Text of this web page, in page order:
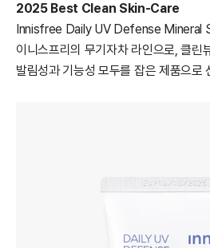
2025 Best Clean Skin-Care
Innisfree Daily UV Defense Mineral
이니스프리의 무기자차 라인으로, 클린
발림성과 기능성 모두를 잡은 제품으로